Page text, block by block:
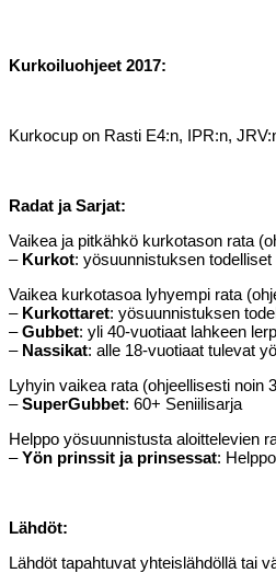
Kurkoiluohjeet 2017:
Kurkocup on Rasti E4:n, IPR:n,
Radat ja Sarjat:
Vaikea ja pitkähkö kurkotason rata
– Kurkot: yösuunnistuksen todelliset
Vaikea kurkotasoa lyhyempi rata
– Kurkottaret: yösuunnistuksen
–Gubbet: yli 40-vuotiaat lahkeen
– Nassikat: alle 18-vuotiaat tulevat
Lyhyin vaikea rata (ohjeellisesti noin
–SuperGubbet: 60+ Seniilisarja
Helppo yösuunnistusta aloittelevien
–Yön prinssit ja prinsessat:
Lähdöt:
Lähdöt tapahtuvat yhteislähdöllä tai